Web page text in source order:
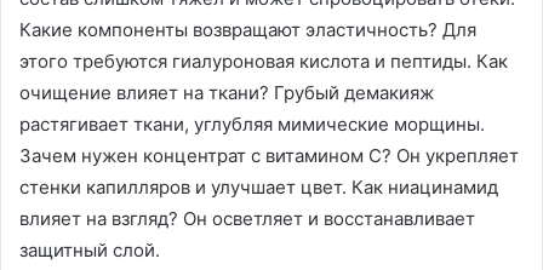
Какие компоненты возвращают эластичность? Для
этого требуются гиалуроновая кислота и пептиды. Как
очищение влияет на ткани? Грубый демакияж
растягивает ткани, углубляя мимические морщины.
Зачем нужен концентрат с витамином С? Он укрепляет
стенки капилляров и улучшает цвет. Как ниацинамид
влияет на взгляд? Он осветляет и восстанавливает
защитный слой.